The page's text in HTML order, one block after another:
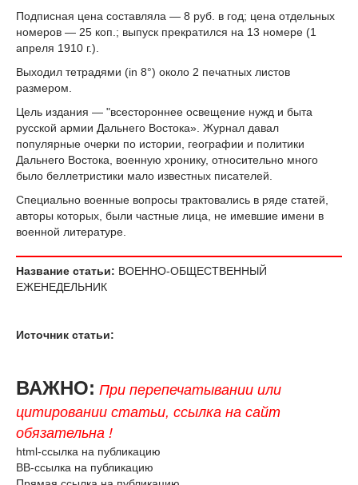
Подписная цена составляла — 8 руб. в год; цена отдельных
номеров — 25 коп.; выпуск прекратился на 13 номере (1
апреля 1910 г.).
Выходил тетрадями (in 8°) около 2 печатных листов
размером.
Цель издания — "всестороннее освещение нужд и быта
русской армии Дальнего Востока». Журнал давал
популярные очерки по истории, географии и политики
Дальнего Востока, военную хронику, относительно много
было беллетристики мало известных писателей.
Специально военные вопросы трактовались в ряде статей,
авторы которых, были частные лица, не имевшие имени в
военной литературе.
Название статьи: ВОЕННО-ОБЩЕСТВЕННЫЙ
ЕЖЕНЕДЕЛЬНИК
Источник статьи:
ВАЖНО: При перепечатывании или
цитировании статьи, ссылка на сайт
обязательна !
html-ссылка на публикацию
BB-ссылка на публикацию